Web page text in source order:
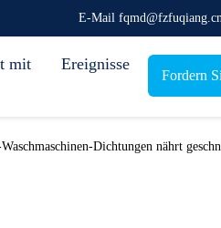
E-Mail
mit
Ereignisse
Fordern
Dichtungen nährt